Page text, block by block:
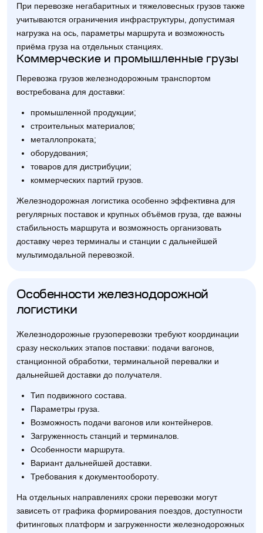
При перевозке негабаритных и тяжеловесных грузов также
учитываются ограничения инфраструктуры, допустимая
нагрузка на ось, параметры маршрута и возможность
приёма груза на отдельных станциях.
Коммерческие и промышленные грузы
Перевозка грузов железнодорожным транспортом
востребована для доставки:
промышленной продукции;
строительных материалов;
металлопроката;
оборудования;
товаров для дистрибуции;
коммерческих партий грузов.
Железнодорожная логистика особенно эффективна для
регулярных поставок и крупных объёмов груза, где важны
стабильность маршрута и возможность организовать
доставку через терминалы и станции с дальнейшей
мультимодальной перевозкой.
Особенности железнодорожной
логистики
Железнодорожные грузоперевозки требуют координации
сразу нескольких этапов поставки: подачи вагонов,
станционной обработки, терминальной перевалки и
дальнейшей доставки до получателя.
Тип подвижного состава.
Параметры груза.
Возможность подачи вагонов или контейнеров.
Загруженность станций и терминалов.
Особенности маршрута.
Вариант дальнейшей доставки.
Требования к документообороту.
На отдельных направлениях сроки перевозки могут
зависеть от графика формирования поездов, доступности
фитинговых платформ и загруженности железнодорожных